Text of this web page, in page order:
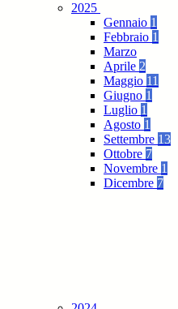
2025
Gennaio 1
Febbraio 1
Marzo
Aprile 2
Maggio 11
Giugno 1
Luglio 1
Agosto 1
Settembre 13
Ottobre 7
Novembre 1
Dicembre 7